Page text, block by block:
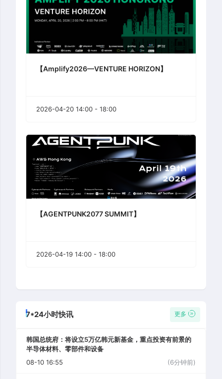
【Amplify2026—VENTURE HORIZON】
2026-04-20 14:00 - 18:00
【AGENTPUNK2077 SUMMIT】
2026-04-19 14:00 - 18:00
7*24小时快讯 更多
韩国总统府：将设立5万亿韩元新基金，重点投资有前景的
半导体材料、零部件和设备
08-10 16:55
(6分钟前)